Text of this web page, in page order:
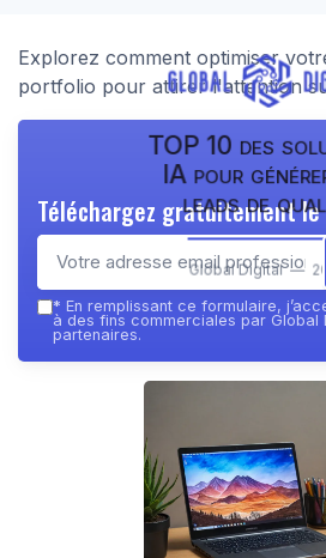
Explorez comment optimiser
portfolio pour attirer l'attention
TOP 10 des
IA pour
leads de
Global Digital —
Téléchargez gratuitement
* En remplissant ce formulaire,
à des fins commerciales par Global
partenaires.